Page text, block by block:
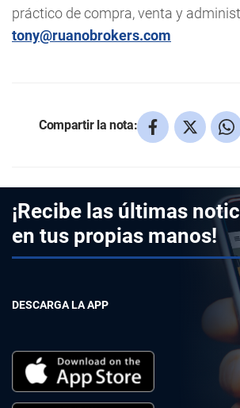
práctico de compra, venta y
tony@ruanobrokers.com
Compartir la nota:
¡Recibe las últimas
en tus propias manos!
DESCARGA LA APP